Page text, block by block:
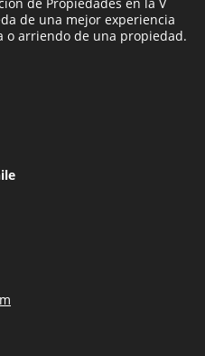
de una mejor experiencia
o arriendo de una propiedad.